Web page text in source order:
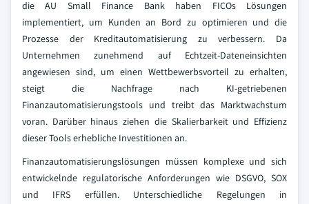
die AU Small Finance Bank haben FICOs Lösungen
implementiert, um Kunden an Bord zu optimieren und die
Prozesse der Kreditautomatisierung zu verbessern. Da
Unternehmen zunehmend auf Echtzeit-Dateneinsichten
angewiesen sind, um einen Wettbewerbsvorteil zu erhalten,
steigt die Nachfrage nach KI-getriebenen
Finanzautomatisierungstools und treibt das Marktwachstum
voran. Darüber hinaus ziehen die Skalierbarkeit und Effizienz
dieser Tools erhebliche Investitionen an.
Finanzautomatisierungslösungen müssen komplexe und sich
entwickelnde regulatorische Anforderungen wie DSGVO, SOX
und IFRS erfüllen. Unterschiedliche Regelungen in